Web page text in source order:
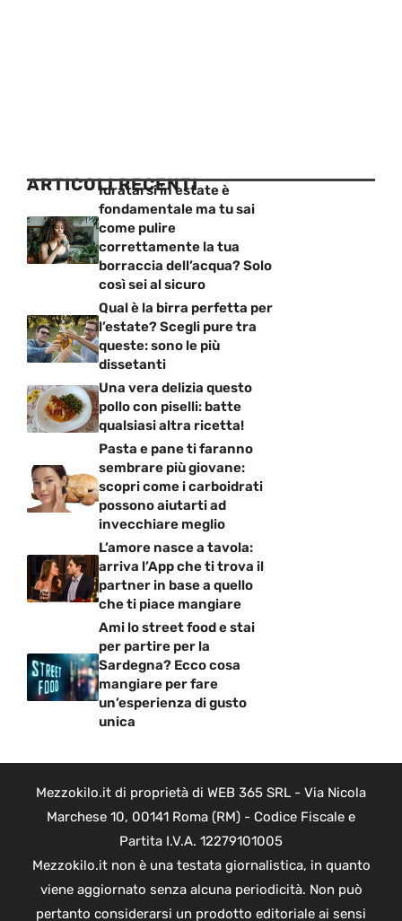
ARTICOLI RECENTI
Idratarsi in estate è
fondamentale ma tu sai
come pulire
correttamente la tua
borraccia dell’acqua? Solo
così sei al sicuro
Qual è la birra perfetta per
l’estate? Scegli pure tra
queste: sono le più
dissetanti
Una vera delizia questo
pollo con piselli: batte
qualsiasi altra ricetta!
Pasta e pane ti faranno
sembrare più giovane:
scopri come i carboidrati
possono aiutarti ad
invecchiare meglio
L’amore nasce a tavola:
arriva l’App che ti trova il
partner in base a quello
che ti piace mangiare
Ami lo street food e stai
per partire per la
Sardegna? Ecco cosa
mangiare per fare
un’esperienza di gusto
unica
Mezzokilo.it di proprietà di WEB 365 SRL - Via Nicola
Marchese 10, 00141 Roma (RM) - Codice Fiscale e
Partita I.V.A. 12279101005
Mezzokilo.it non è una testata giornalistica, in quanto
viene aggiornato senza alcuna periodicità. Non può
pertanto considerarsi un prodotto editoriale ai sensi